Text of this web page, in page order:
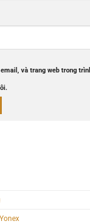
và trang web trong